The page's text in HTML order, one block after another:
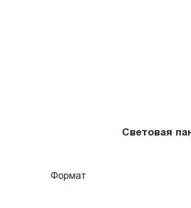
Световая
Формат